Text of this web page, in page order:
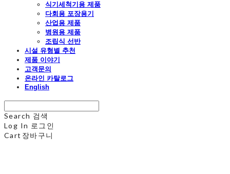
식기세척기용 제품
다회용 포장용기
산업용 제품
병원용 제품
조립식 선반
시설 유형별 추천
제품 이야기
고객문의
온라인 카탈로그
English
Search 검색
Log In 로그인
Cart 장바구니